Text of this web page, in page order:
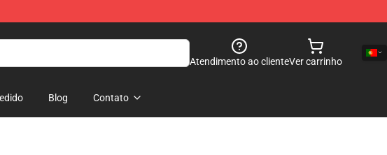
Atendimento ao clienteVer carrinho
Blog Contato